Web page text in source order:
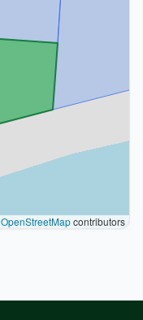
OpenStreetMapcontributors